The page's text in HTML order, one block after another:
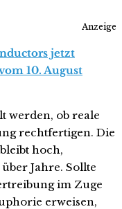
Anzeige
jetzt
10. August
werden, ob reale
rechtfertigen. Die
hoch,
Jahre. Sollte
im Zuge
erweisen,